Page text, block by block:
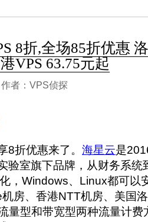
8折,全场85折优惠
VPS 63.75元起
者：VPS侦探
8折优惠来了。 海星云是
验室旗下品牌，从财务系统
，Windows、Linux都可以
房、香港NTT机房、美国
量型和带宽型两种流量计